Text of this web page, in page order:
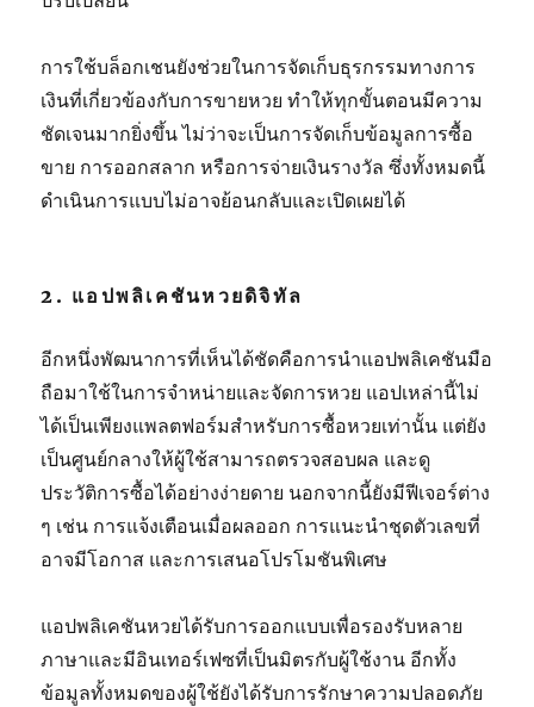
การใช้บล็อกเชนยังช่วยในการจัดเก็บธุรกรรมทางการ
เงินที่เกี่ยวข้องกับการขายหวย ทำให้ทุกขั้นตอนมีความ
ชัดเจนมากยิ่งขึ้น ไม่ว่าจะเป็นการจัดเก็บข้อมูลการซื้อ
ขาย การออกสลาก หรือการจ่ายเงินรางวัล ซึ่งทั้งหมดนี้
ดำเนินการแบบไม่อาจย้อนกลับและเปิดเผยได้
2. แอปพลิเคชันหวยดิจิทัล
อีกหนึ่งพัฒนาการที่เห็นได้ชัดคือการนำแอปพลิเคชันมือ
ถือมาใช้ในการจำหน่ายและจัดการหวย แอปเหล่านี้ไม่
ได้เป็นเพียงแพลตฟอร์มสำหรับการซื้อหวยเท่านั้น แต่ยัง
เป็นศูนย์กลางให้ผู้ใช้สามารถตรวจสอบผล และดู
ประวัติการซื้อได้อย่างง่ายดาย นอกจากนี้ยังมีฟีเจอร์ต่าง
ๆ เช่น การแจ้งเตือนเมื่อผลออก การแนะนำชุดตัวเลขที่
อาจมีโอกาส และการเสนอโปรโมชันพิเศษ
แอปพลิเคชันหวยได้รับการออกแบบเพื่อรองรับหลาย
ภาษาและมีอินเทอร์เฟซที่เป็นมิตรกับผู้ใช้งาน อีกทั้ง
ข้อมูลทั้งหมดของผู้ใช้ยังได้รับการรักษาความปลอดภัย